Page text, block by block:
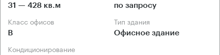
31 — 428 кв.м по запросу
Класс офисов
B
Тип здания
Офисное здание
Кондиционирование